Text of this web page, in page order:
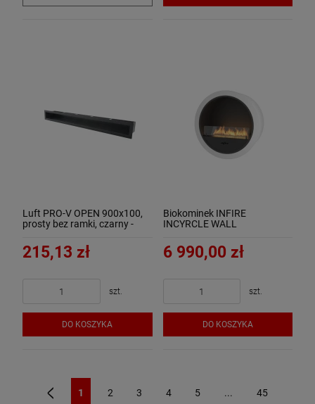
Luft PRO-V OPEN 900x100,
prosty bez ramki, czarny -
215,13 zł
szt.
DO KOSZYKA
Biokominek INFIRE
INCYRCLE WALL
6 990,00 zł
szt.
DO KOSZYKA
1 2 3 4 5 ... 45